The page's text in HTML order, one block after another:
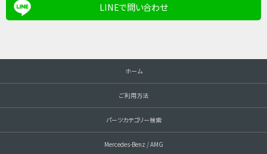
LINEで問い合わせ
ホーム
ご利用方法
パーツカテゴリー検索
Mercedes-Benz / AMG